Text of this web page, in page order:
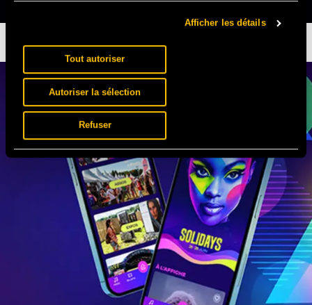
Afficher les détails
Tout autoriser
Autoriser la sélection
Refuser
EN EXCLU DIMANCHE